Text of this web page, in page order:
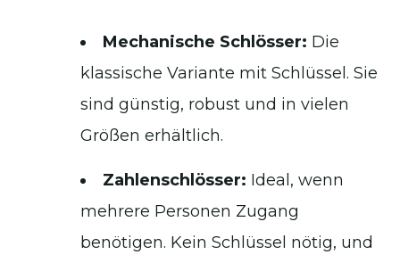
Mechanische Schlösser: Die
klassische Variante mit Schlüssel. Sie
sind günstig, robust und in vielen
Größen erhältlich.
Zahlenschlösser: Ideal, wenn
mehrere Personen Zugang
benötigen. Kein Schlüssel nötig, und